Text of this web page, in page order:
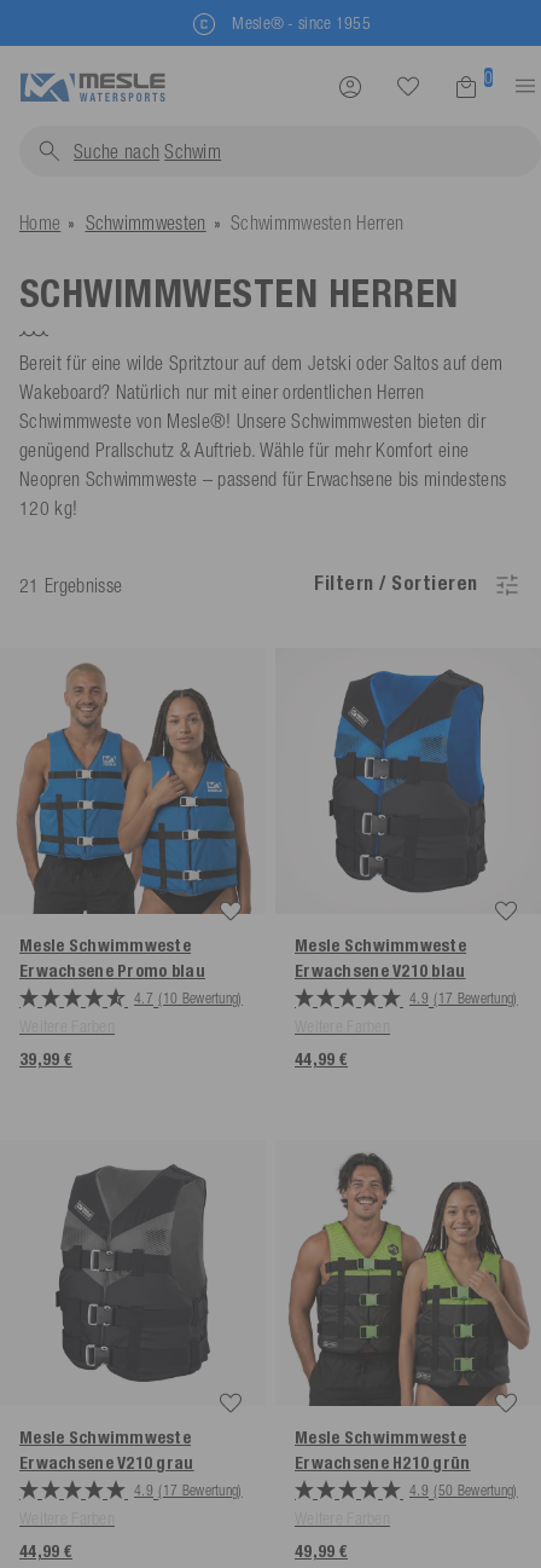
Mesle® - since 1955
0
Suche nach Schwimmwesten...
Home Schwimmwesten Schwimmwesten Herren
SCHWIMMWESTEN HERREN
Bereit für eine wilde Spritztour auf dem Jetski oder Saltos auf dem
Wakeboard? Natürlich nur mit einer ordentlichen Herren
Schwimmweste von Mesle®! Unsere Schwimmwesten bieten dir
genügend Prallschutz & Auftrieb. Wähle für mehr Komfort eine
Neopren Schwimmweste – passend für Erwachsene bis mindestens
120 kg!
21 Ergebnisse Filtern / Sortieren
Mesle Schwimmweste
Erwachsene Promo blau
4.7 (10 Bewertung)
39,99 €
Mesle Schwimmweste
Erwachsene V210 blau
4.9 (17 Bewertung)
44,99 €
Mesle Schwimmweste
Erwachsene V210 grau
4.9 (17 Bewertung)
44,99 €
Mesle Schwimmweste
Erwachsene H210 grün
4.9 (50 Bewertung)
49,99 €